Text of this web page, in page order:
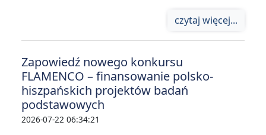
czytaj więcej...
Zapowiedź nowego konkursu
FLAMENCO – finansowanie polsko-
hiszpańskich projektów badań
podstawowych
2026-07-22 06:34:21